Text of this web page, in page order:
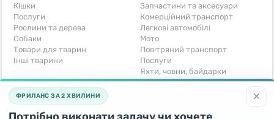
Кішки
Послуги
Рослини та дерева
Собаки
Товари для тварин
Інші тварини
Запчастини та аксесуари
Комерційний транспорт
Легкові автомобілі
Мото
Повітряний транспорт
Послуги
Яхти, човни, байдарки
Інші транспортні засоби
Хобі та відпочинок
Книги та журнали Готовий бізнес
×
ФРИЛАНС ЗА 2 ХВИЛИНИ